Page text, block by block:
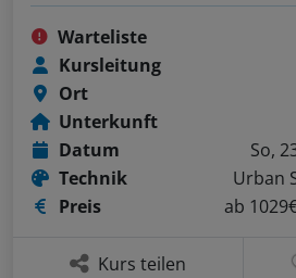
Warteliste
Kursleitung
Ort
Unterkunft
Datum
So,
Technik
Urban
Preis
ab
Kurs teilen